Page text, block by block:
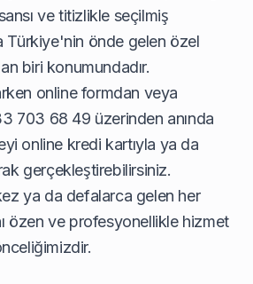
ve titizlikle seçilmiş
Türkiye'nin önde gelen özel
biri konumundadır.
online formdan veya
703 68 49 üzerinden anında
online kredi kartıyla ya da
gerçekleştirebilirsiniz.
ya da defalarca gelen her
özen ve profesyonellikle hizmet